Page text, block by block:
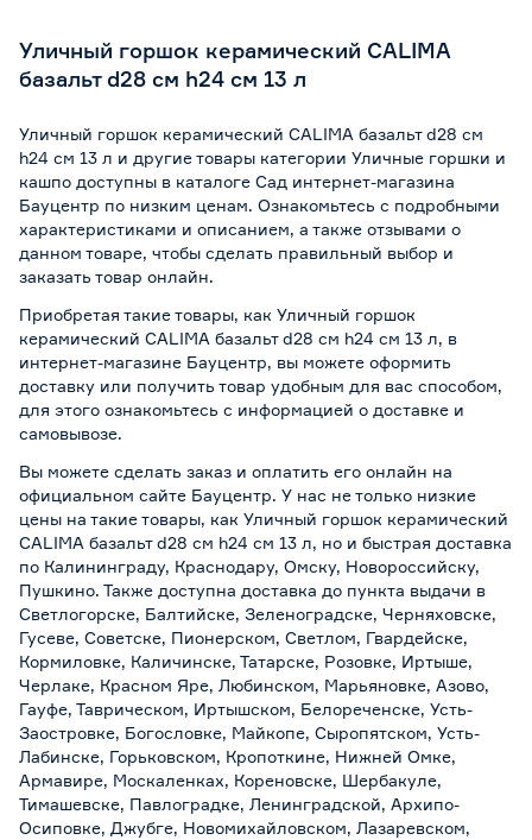
Уличный горшок керамический CALIMA
базальт d28 см h24 см 13 л
Уличный горшок керамический CALIMA базальт d28 см
h24 см 13 л и другие товары категории Уличные горшки и
кашпо доступны в каталоге Сад интернет-магазина
Бауцентр по низким ценам. Ознакомьтесь с подробными
характеристиками и описанием, а также отзывами о
данном товаре, чтобы сделать правильный выбор и
заказать товар онлайн.
Приобретая такие товары, как Уличный горшок
керамический CALIMA базальт d28 см h24 см 13 л, в
интернет-магазине Бауцентр, вы можете оформить
доставку или получить товар удобным для вас способом,
для этого ознакомьтесь с информацией о доставке и
самовывозе.
Вы можете сделать заказ и оплатить его онлайн на
официальном сайте Бауцентр. У нас не только низкие
цены на такие товары, как Уличный горшок керамический
CALIMA базальт d28 см h24 см 13 л, но и быстрая доставка
по Калининграду, Краснодару, Омску, Новороссийску,
Пушкино. Также доступна доставка до пункта выдачи в
Светлогорске, Балтийске, Зеленоградске, Черняховске,
Гусеве, Советске, Пионерском, Светлом, Гвардейске,
Кормиловке, Каличинске, Татарске, Розовке, Иртыше,
Черлаке, Красном Яре, Любинском, Марьяновке, Азово,
Гауфе, Таврическом, Иртышском, Белореченске, Усть-
Заостровке, Богословке, Майкопе, Сыропятском, Усть-
Лабинске, Горьковском, Кропоткине, Нижней Омке,
Армавире, Москаленках, Кореновске, Шербакуле,
Тимашевске, Павлоградке, Ленинградской, Архипо-
Осиповке, Джубге, Новомихайловском, Лазаревском,